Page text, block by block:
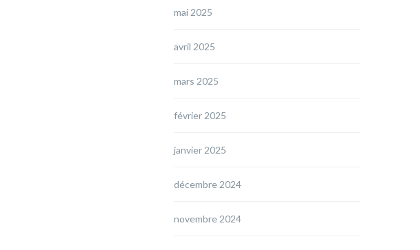
mai 2025
avril 2025
mars 2025
février 2025
janvier 2025
décembre 2024
novembre 2024